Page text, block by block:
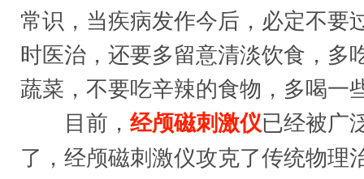
常识，当疾病发作今后，必定不要
时医治，还要多留意清淡饮食，多
蔬菜，不要吃辛辣的食物，多喝一
目前， 经颅磁刺激仪已经被广
了，经颅磁刺激仪攻克了传统物理